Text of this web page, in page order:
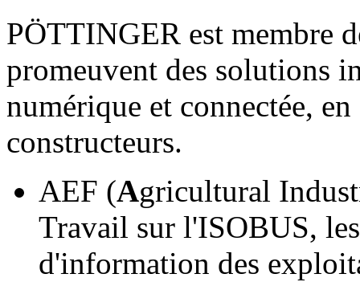
PÖTTINGER est membre
promeuvent des solutions
numérique et connectée,
constructeurs.
AEF (Agricultural
Travail sur l'ISOBUS,
d'information des